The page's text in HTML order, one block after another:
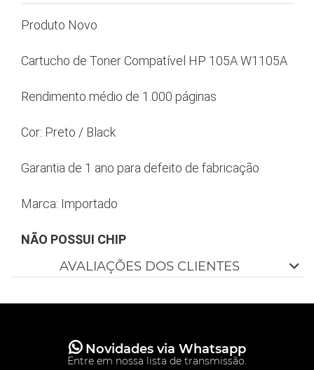
Produto Novo
Cartucho de Toner Compatível HP 105A W1105A
Rendimento médio de 1.000 páginas
Cor: Preto / Black
Garantia de 1 ano para defeito de fabricação
Marca: Importado
NÃO POSSUI CHIP
AVALIAÇÕES DOS CLIENTES
Novidades via Whatsapp
Entre em nossa lista de transmissão.